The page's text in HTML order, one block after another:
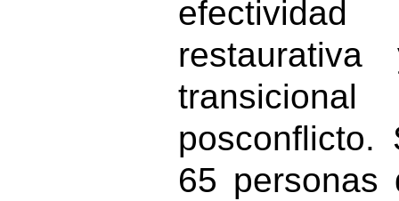
posconflicto.
65 personas